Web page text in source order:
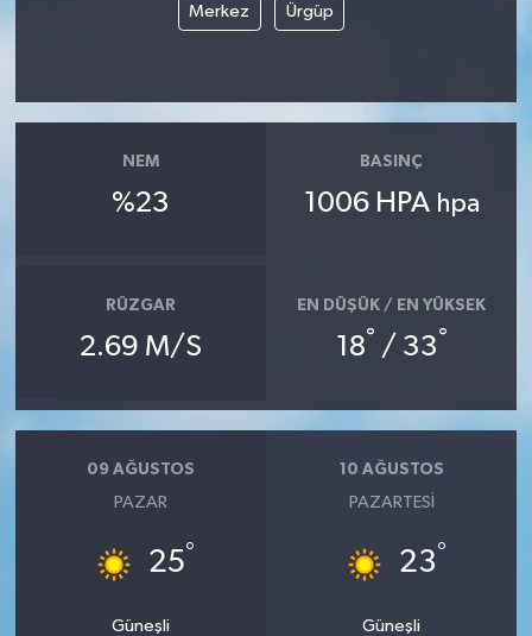
Merkez Ürgüp
NEM
%23
BASINÇ
1006 HPA hpa
RÜZGAR
2.69 M/S
EN DÜŞÜK / EN YÜKSEK
18° / 33°
09 AĞUSTOS
PAZAR
25°
Güneşli
10 AĞUSTOS
PAZARTESI
23°
Güneşli